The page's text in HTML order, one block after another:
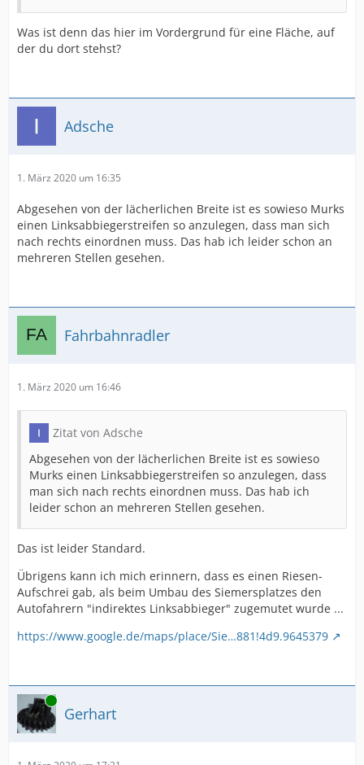
Was ist denn das hier im Vordergrund für eine Fläche, auf
der du dort stehst?
Adsche
1. März 2020 um 16:35
Abgesehen von der lächerlichen Breite ist es sowieso Murks
einen Linksabbiegerstreifen so anzulegen, dass man sich
nach rechts einordnen muss. Das hab ich leider schon an
mehreren Stellen gesehen.
Fahrbahnradler
1. März 2020 um 16:46
Zitat von Adsche
Abgesehen von der lächerlichen Breite ist es sowieso
Murks einen Linksabbiegerstreifen so anzulegen, dass
man sich nach rechts einordnen muss. Das hab ich
leider schon an mehreren Stellen gesehen.
Das ist leider Standard.
Übrigens kann ich mich erinnern, dass es einen Riesen-
Aufschrei gab, als beim Umbau des Siemersplatzes den
Autofahrern "indirektes Linksabbieger" zugemutet wurde ...
https://www.google.de/maps/place/Sie…881!4d9.9645379
Online
Gerhart